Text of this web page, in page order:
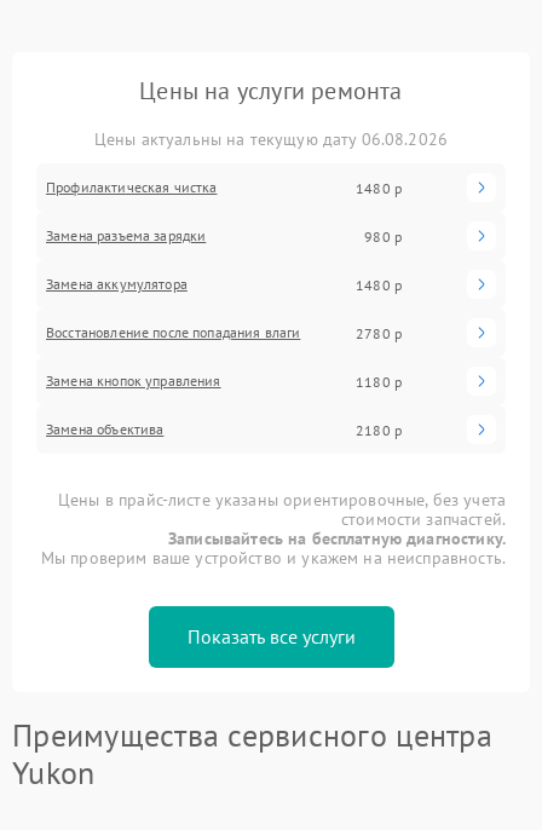
Цены на услуги ремонта
Цены актуальны на текущую дату 06.08.2026
Профилактическая чистка 1480 р
Замена разъема зарядки 980 р
Замена аккумулятора 1480 р
Восстановление после попадания влаги 2780 р
Замена кнопок управления 1180 р
Замена объектива 2180 р
Цены в прайс-листе указаны ориентировочные, без учета
стоимости запчастей.
Записывайтесь на бесплатную диагностику.
Мы проверим ваше устройство и укажем на неисправность.
Показать все услуги
Преимущества сервисного центра
Yukon